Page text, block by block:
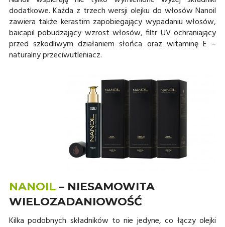
dodatkowe. Każda z trzech wersji olejku do włosów Nanoil
zawiera także kerastim zapobiegający wypadaniu włosów,
baicapil pobudzający wzrost włosów, filtr UV ochraniający
przed szkodliwym działaniem słońca oraz witaminę E –
naturalny przeciwutleniacz.
NANOIL– NIESAMOWITA
WIELOZADANIOWOŚĆ
Kilka podobnych składników to nie jedyne, co łączy olejki